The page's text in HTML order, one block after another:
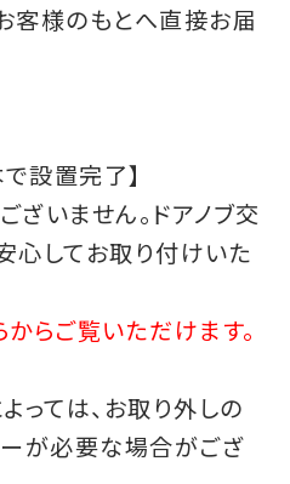
客様のもとへ直接お届
設置完了】
いません。ドアノブ交
心してお取り付けいた
らご覧いただけます。
っては、お取り外しの
が必要な場合がござ